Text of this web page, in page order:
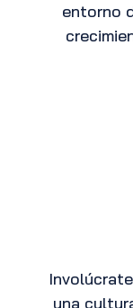
entorno
una